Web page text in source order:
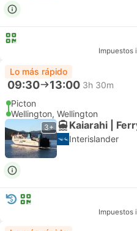
Impuestos
Lo más rápido
09:30 13:00 3h 30m
Picton
Wellington, Wellington
3+ Kaiarahi |
Interislander
Impuestos